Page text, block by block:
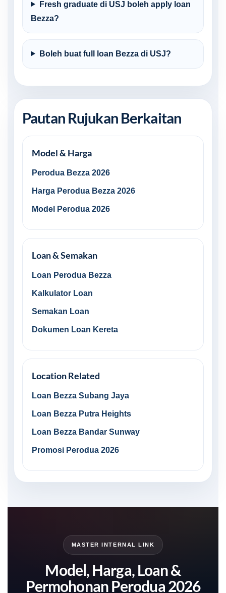
Fresh graduate di USJ boleh apply loan
Bezza?
Boleh buat full loan Bezza di USJ?
Pautan Rujukan Berkaitan
Model & Harga
Perodua Bezza 2026
Harga Perodua Bezza 2026
Model Perodua 2026
Loan & Semakan
Loan Perodua Bezza
Kalkulator Loan
Semakan Loan
Dokumen Loan Kereta
Location Related
Loan Bezza Subang Jaya
Loan Bezza Putra Heights
Loan Bezza Bandar Sunway
Promosi Perodua 2026
MASTER INTERNAL LINK
Model, Harga, Loan &
Permohonan Perodua 2026